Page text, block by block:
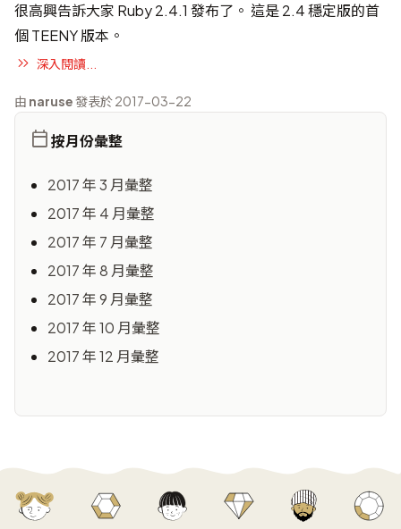
很高興告訴大家 Ruby 2.4.1 發布了。 這是 2.4 穩定版的首
個 TEENY 版本。
深入閱讀...
由 naruse發表於 2017-03-22
按月份彙整
2017 年 3 月彙整
2017 年 4 月彙整
2017 年 7 月彙整
2017 年 8 月彙整
2017 年 9 月彙整
2017 年 10 月彙整
2017 年 12 月彙整